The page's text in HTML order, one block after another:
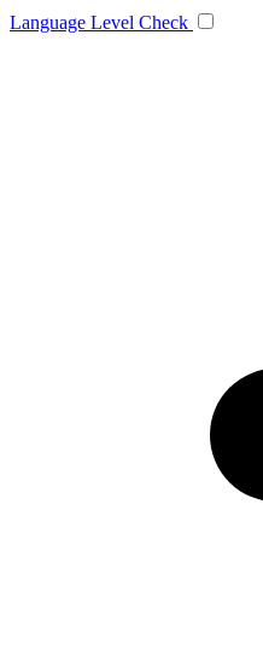
Language Level Check